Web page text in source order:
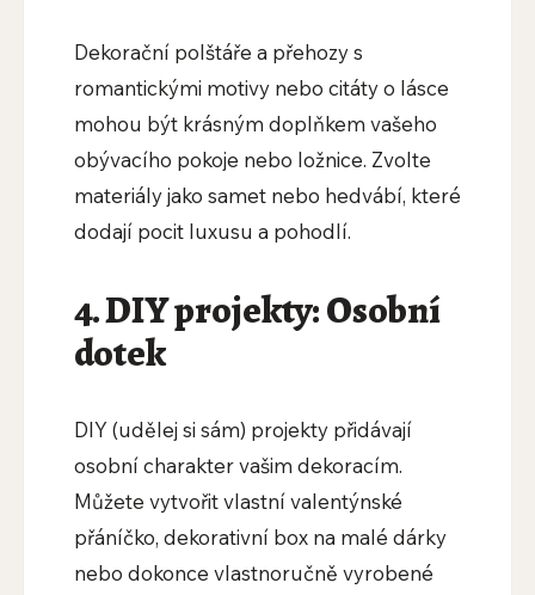
Dekorační polštáře a přehozy s
romantickými motivy nebo citáty o lásce
mohou být krásným doplňkem vašeho
obývacího pokoje nebo ložnice. Zvolte
materiály jako samet nebo hedvábí, které
dodají pocit luxusu a pohodlí.
4. DIY projekty: Osobní
dotek
DIY (udělej si sám) projekty přidávají
osobní charakter vašim dekoracím.
Můžete vytvořit vlastní valentýnské
přáníčko, dekorativní box na malé dárky
nebo dokonce vlastnoručně vyrobené